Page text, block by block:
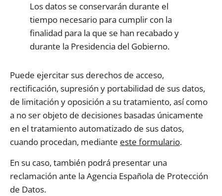
Los datos se conservarán durante el
tiempo necesario para cumplir con la
finalidad para la que se han recabado y
durante la Presidencia del Gobierno.
Puede ejercitar sus derechos de acceso,
rectificación, supresión y portabilidad de sus datos,
de limitación y oposición a su tratamiento, así como
a no ser objeto de decisiones basadas únicamente
en el tratamiento automatizado de sus datos,
cuando procedan, mediante este formulario.
En su caso, también podrá presentar una
reclamación ante la Agencia Española de Protección
de Datos.